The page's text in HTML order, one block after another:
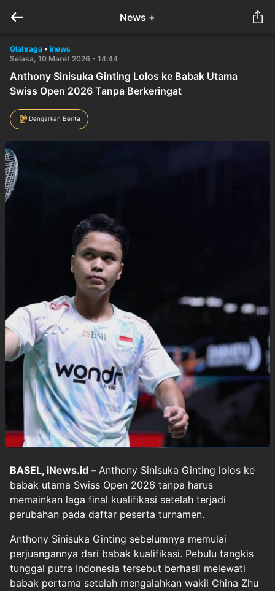
News +
Olahraga • inews
Selasa, 10 Maret 2026 - 14:44
Anthony Sinisuka Ginting Lolos ke Babak Utama
Swiss Open 2026 Tanpa Berkeringat
Dengarkan Berita
BASEL, iNews.id – Anthony Sinisuka Ginting lolos ke
babak utama Swiss Open 2026 tanpa harus
memainkan laga final kualifikasi setelah terjadi
perubahan pada daftar peserta turnamen.
Anthony Sinisuka Ginting sebelumnya memulai
perjuangannya dari babak kualifikasi. Pebulu tangkis
tunggal putra Indonesia tersebut berhasil melewati
babak pertama setelah mengalahkan wakil China Zhu